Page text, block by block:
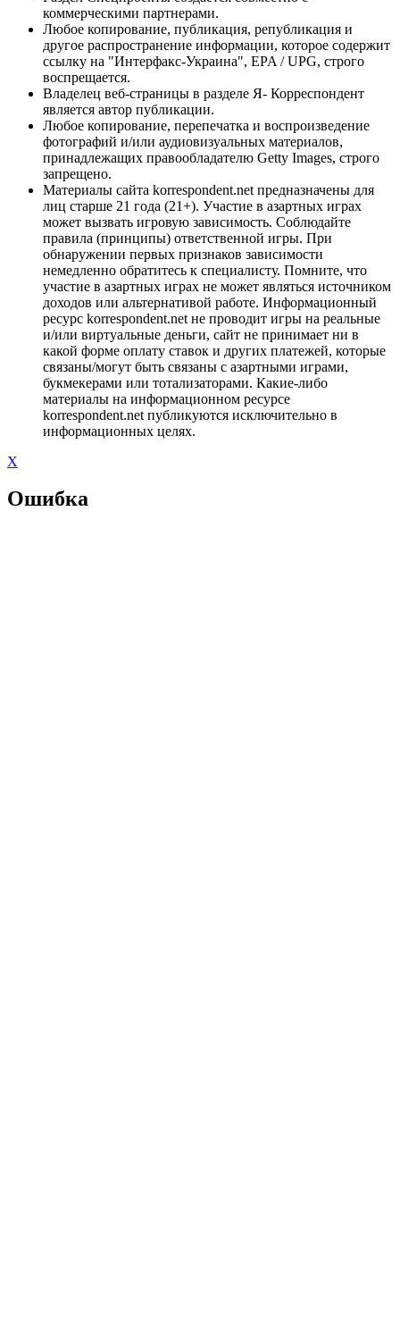
коммерческими партнерами.
Любое копирование, публикация, републикация и
другое распространение информации, которое содержит
ссылку на "Интерфакс-Украина", EPA / UPG, строго
воспрещается.
Владелец веб-страницы в разделе Я- Корреспондент
является автор публикации.
Любое копирование, перепечатка и воспроизведение
фотографий и/или аудиовизуальных материалов,
принадлежащих правообладателю Getty Images, строго
запрещено.
Материалы сайта korrespondent.net предназначены для
лиц старше 21 года (21+). Участие в азартных играх
может вызвать игровую зависимость. Соблюдайте
правила (принципы) ответственной игры. При
обнаружении первых признаков зависимости
немедленно обратитесь к специалисту. Помните, что
участие в азартных играх не может являться источником
доходов или альтернативой работе. Информационный
ресурс korrespondent.net не проводит игры на реальные
и/или виртуальные деньги, сайт не принимает ни в
какой форме оплату ставок и других платежей, которые
связаны/могут быть связаны с азартными играми,
букмекерами или тотализаторами. Какие-либо
материалы на информационном ресурсе
korrespondent.net публикуются исключительно в
информационных целях.
X
Ошибка